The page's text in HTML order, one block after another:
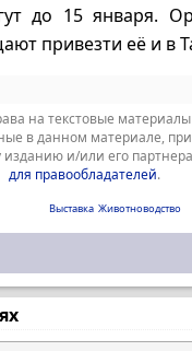
до 15 января.
привезти её и в
на текстовые
в данном материале,
и/или его
для правообладателей.
Выставка Животноводство